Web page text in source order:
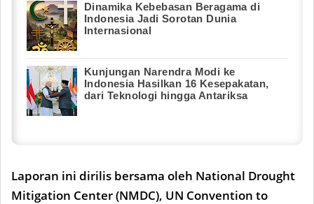
Dinamika Kebebasan Beragama di
Indonesia Jadi Sorotan Dunia
Internasional
Kunjungan Narendra Modi ke
Indonesia Hasilkan 16 Kesepakatan,
dari Teknologi hingga Antariksa
Laporan ini dirilis bersama oleh National Drought
Mitigation Center (NMDC), UN Convention to